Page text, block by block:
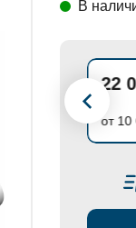
В
22
от 10